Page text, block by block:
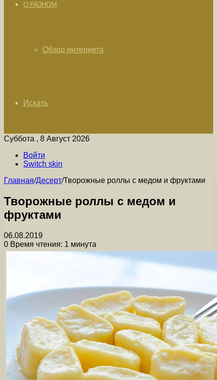
О РАЗНОМ
Обзор интернета
Искать
Суббота , 8 Август 2026
Войти
Switch skin
Главная/Десерт/Творожные роллы с медом и фруктами
Творожные роллы с медом и
фруктами
06.08.2019
0 Время чтения: 1 минута